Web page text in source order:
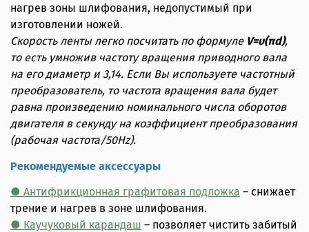
нагрев зоны шлифования, недопустимый при
изготовлении ножей.
Скорость ленты легко посчитать по формуле V=υ(πd),
то есть умножив частоту вращения приводного вала
на его диаметр и 3,14. Если Вы используете частотный
преобразователь, то частота вращения вала будет
равна произведению номинального числа оборотов
двигателя в секунду на коэффициент преобразования
(рабочая частота/50Hz).
Рекомендуемые аксессуары
● Антифрикционная графитовая подложка – снижает
трение и нагрев в зоне шлифования.
● Каучуковый карандаш – позволяет чистить забитый